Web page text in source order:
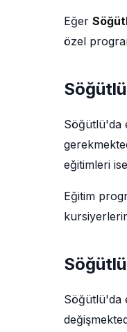
Eğer
özel
Söğütlü'da
eğitimleri
Eğitim
Söğütlü'da